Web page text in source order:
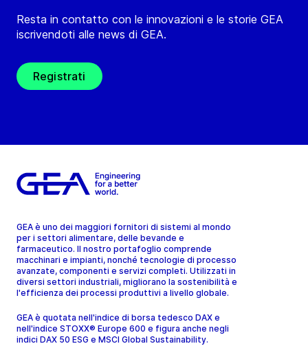
Resta in contatto con le innovazioni e le storie GEA
iscrivendoti alle news di GEA.
Registrati
GEA è uno dei maggiori fornitori di sistemi al mondo
per i settori alimentare, delle bevande e
farmaceutico. Il nostro portafoglio comprende
macchinari e impianti, nonché tecnologie di processo
avanzate, componenti e servizi completi. Utilizzati in
diversi settori industriali, migliorano la sostenibilità e
l'efficienza dei processi produttivi a livello globale.
GEA è quotata nell'indice di borsa tedesco DAX e
nell'indice STOXX® Europe 600 e figura anche negli
indici DAX 50 ESG e MSCI Global Sustainability.